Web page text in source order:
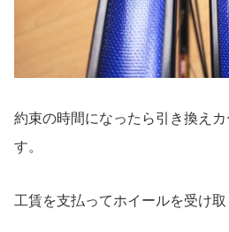
約束の時間になったら引き換え
す。
工賃を支払ってホイールを受け取